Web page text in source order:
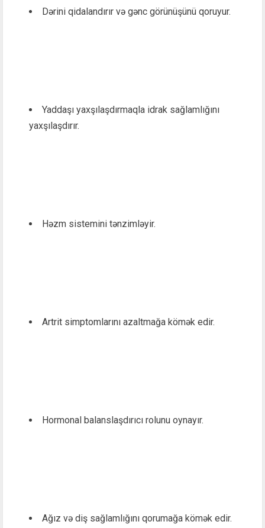
Dərini qidalandırır və gənc görünüşünü qoruyur.
Yaddaşı yaxşılaşdırmaqla idrak sağlamlığını
yaxşılaşdırır.
Həzm sistemini tənzimləyir.
Artrit simptomlarını azaltmağa kömək edir.
Hormonal balanslaşdırıcı rolunu oynayır.
Ağız və diş sağlamlığını qorumağa kömək edir.